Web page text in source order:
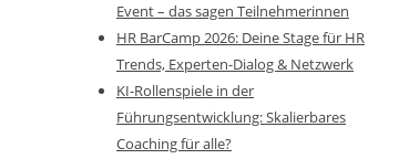
Event – das sagen Teilnehmerinnen
HR BarCamp 2026: Deine Stage für HR
Trends, Experten-Dialog & Netzwerk
KI-Rollenspiele in der
Führungsentwicklung: Skalierbares
Coaching für alle?